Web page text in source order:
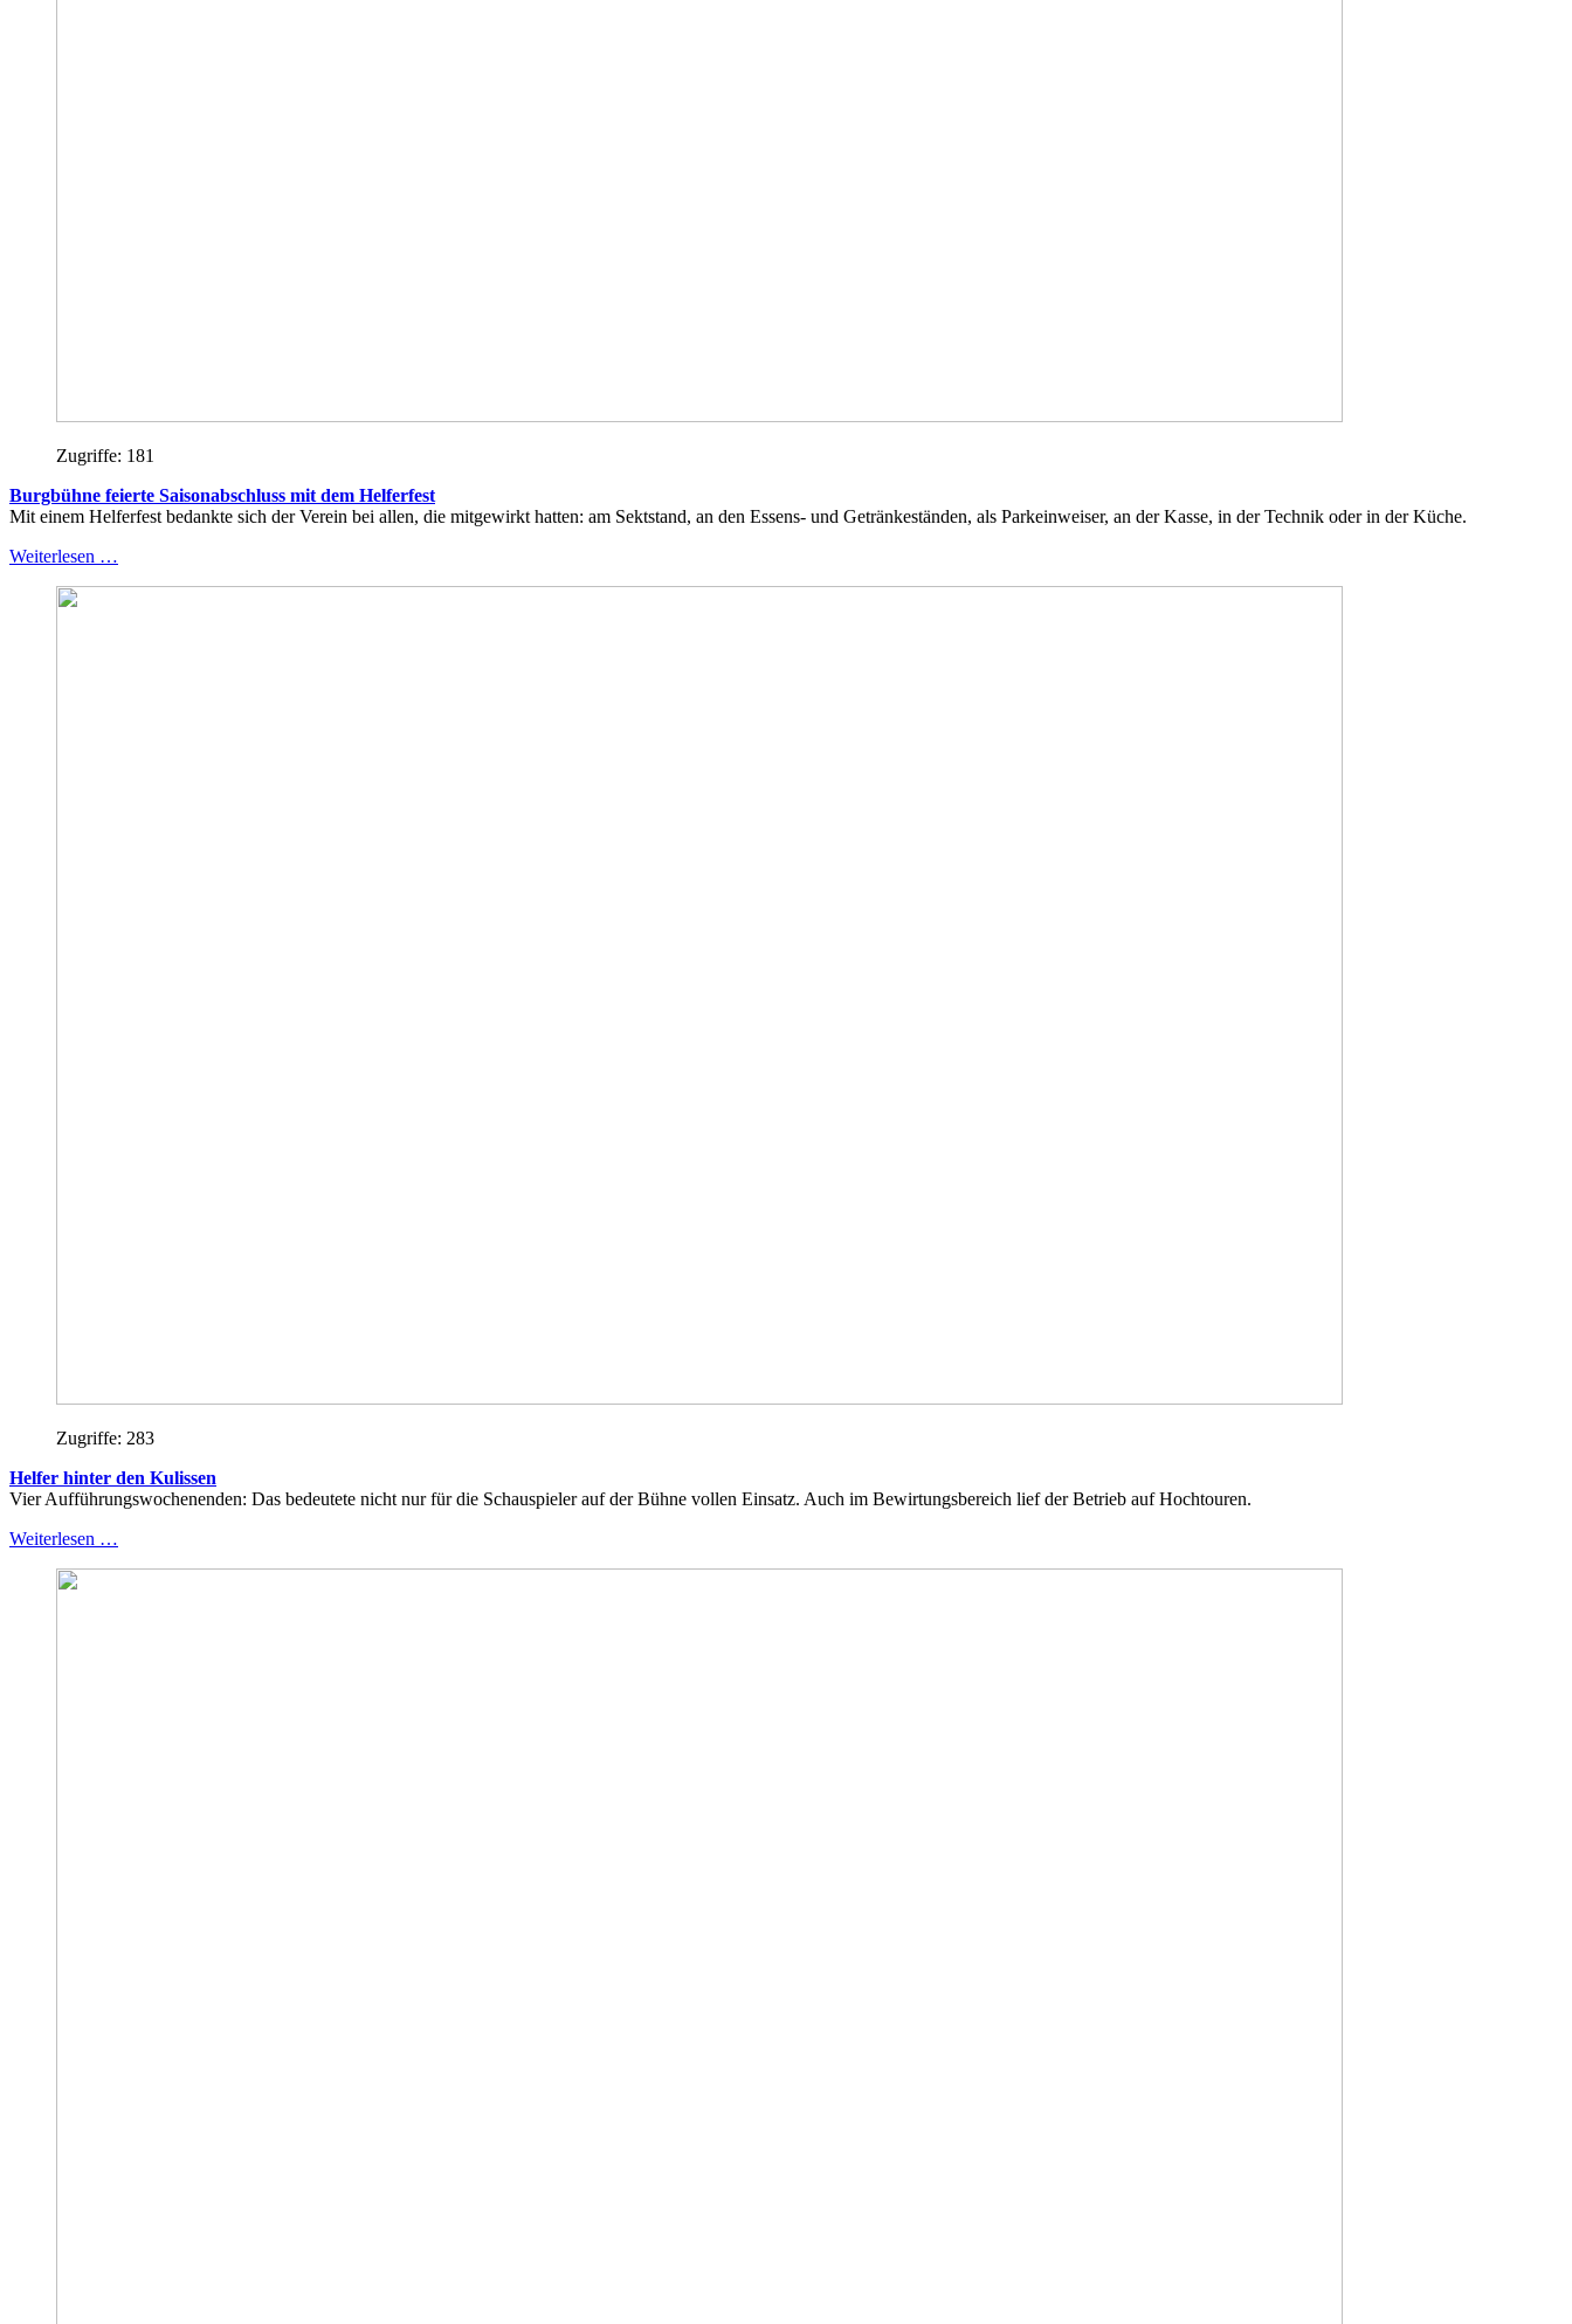
Zugriffe: 181
Burgbühne feierte Saisonabschluss mit dem Helferfest
Mit einem Helferfest bedankte sich der Verein bei allen, die mitgewirkt hatten: am Sektstand, an den Essens- und Getränkeständen, als Parkeinweiser, an der Kasse, in der Technik oder in der Küche.
Weiterlesen …
Zugriffe: 283
Helfer hinter den Kulissen
Vier Aufführungswochenenden: Das bedeutete nicht nur für die Schauspieler auf der Bühne vollen Einsatz. Auch im Bewirtungsbereich lief der Betrieb auf Hochtouren.
Weiterlesen …